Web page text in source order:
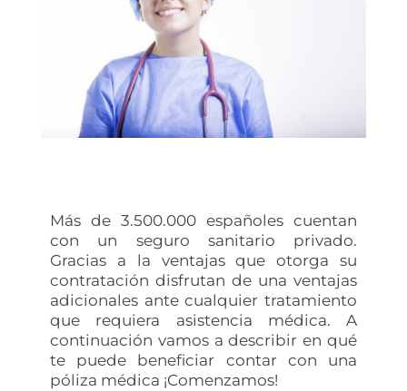
Más de 3.500.000 españoles cuentan
con un seguro sanitario privado.
Gracias a la ventajas que otorga su
contratación disfrutan de una ventajas
adicionales ante cualquier tratamiento
que requiera asistencia médica. A
continuación vamos a describir en qué
te puede beneficiar contar con una
póliza médica ¡Comenzamos!